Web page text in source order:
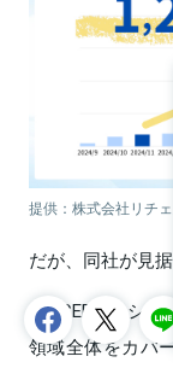
提供：株式会社リチ
だが、同社が見
『RECERQA』シ
領域全体をカバ